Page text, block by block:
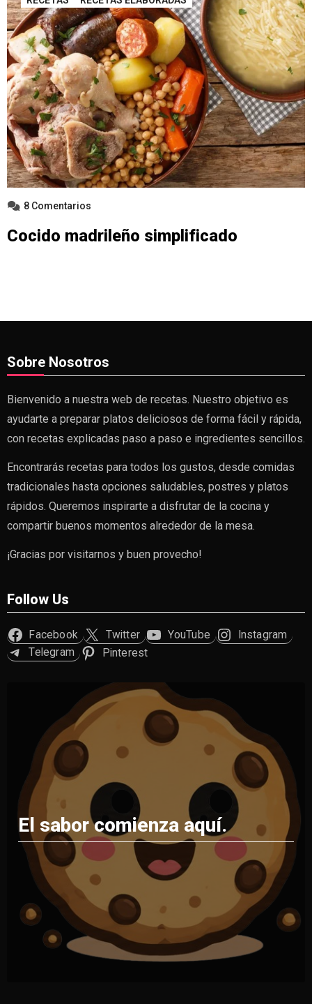
8 Comentarios
Cocido madrileño simplificado
Sobre Nosotros
Bienvenido a nuestra web de recetas. Nuestro objetivo es
ayudarte a preparar platos deliciosos de forma fácil y rápida,
con recetas explicadas paso a paso e ingredientes sencillos.
Encontrarás recetas para todos los gustos, desde comidas
tradicionales hasta opciones saludables, postres y platos
rápidos. Queremos inspirarte a disfrutar de la cocina y
compartir buenos momentos alrededor de la mesa.
¡Gracias por visitarnos y buen provecho!
Follow Us
Facebook Twitter YouTube
Instagram
Telegram
Pinterest
El sabor comienza aquí.